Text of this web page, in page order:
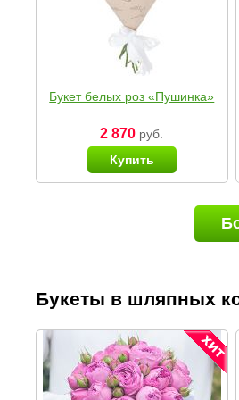
Букет белых роз «Пушинка»
2 870 руб.
Купить
Букеты в шляпных